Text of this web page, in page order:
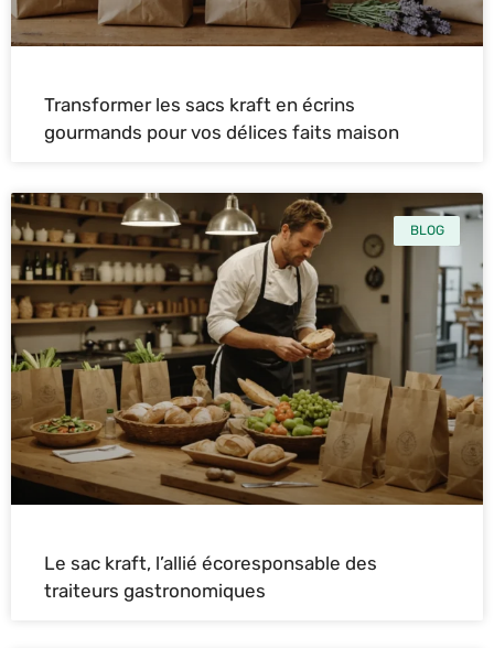
Transformer les sacs kraft en écrins
gourmands pour vos délices faits maison
BLOG
Le sac kraft, l’allié écoresponsable des
traiteurs gastronomiques